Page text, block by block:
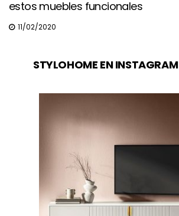
estos muebles funcionales
11/02/2020
STYLOHOME EN INSTAGRAM